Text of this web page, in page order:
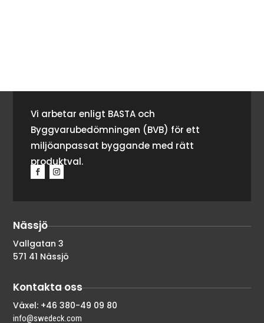
Vi arbetar enligt BASTA och
Byggvarubedömningen (BVB) för ett
miljöanpassat byggande med rätt
produktval.
Nässjö
Vallgatan 3
571 41 Nässjö
Kontakta oss
Växel: +46 380-49 09 80
info@swedeck.com